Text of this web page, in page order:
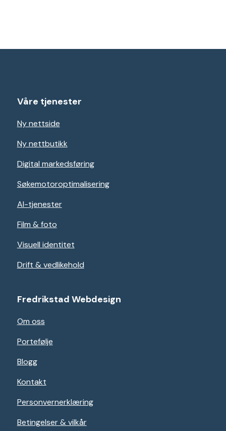
Våre tjenester
Ny nettside
Ny nettbutikk
Digital markedsføring
Søkemotoroptimalisering
AI-tjenester
Film & foto
Visuell identitet
Drift & vedlikehold
Fredrikstad Webdesign
Om oss
Portefølje
Blogg
Kontakt
Personvernerklæring
Betingelser & vilkår